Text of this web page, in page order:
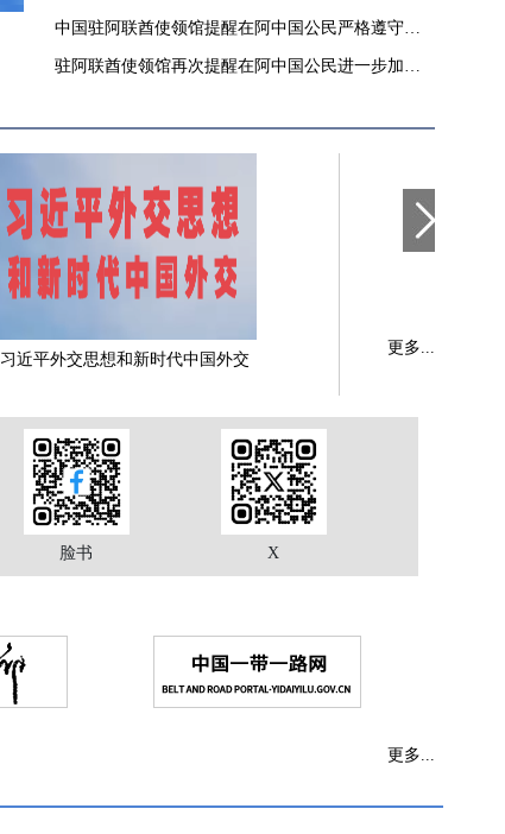
加强安全防范
中国驻阿联酋使领馆提醒在阿中国公民严格遵守当
地法律和政府有关要求
驻阿联酋使领馆再次提醒在阿中国公民进一步加强
习近平外交思想和新时代中国外交
更多...
脸书 X
更多...